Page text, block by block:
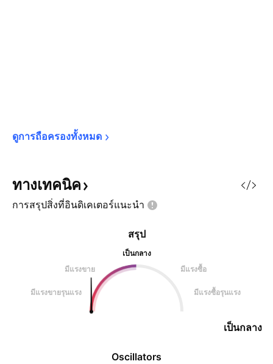
ดูการถือครองทั้งหมด
ทางเทคนิค
การสรุปสิ่งที่อินดิเคเตอร์แนะนำ
Oscillators
สรุป
เป็นกลาง
มีแรงขาย
มีแรงซื้อ
มีแรงขายรุนแรง มีแรงซื้อรุนแรง
เป็นกลาง